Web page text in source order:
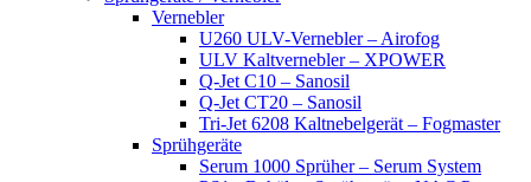
Vernebler
U260 ULV-Vernebler – Airofog
ULV Kaltvernebler – XPOWER
Q-Jet C10 – Sanosil
Q-Jet CT20 – Sanosil
Tri-Jet 6208 Kaltnebelgerät – Fogmaster
Sprühgeräte
Serum 1000 Sprüher – Serum System